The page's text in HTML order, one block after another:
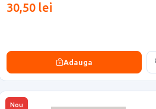
30,50 lei
Adauga
Nou